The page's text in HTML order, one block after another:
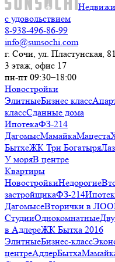
с удовольствием
8-938-496-86-99
info@sunsochi.com
г. Сочи, ул. Пластунская, 81,
3 этаж, офис 17
пн-пт 09:30–18:00
Новостройки
ЭлитныеБизнес класс
классСданные дома
ИпотекаФЗ-214
ДагомысМамайкаМацеста
БытхеЖК Три Богатыря
У моряВ центре
Квартиры
НовостройкиНедорогие
застройщикаФЗ-214
ДагомысеВторички в ЛОО
СтудииОднокомнатные
в АдлереЖК Бытха 2016
ЭлитныеБизнес-класс
центреАдлерБытха